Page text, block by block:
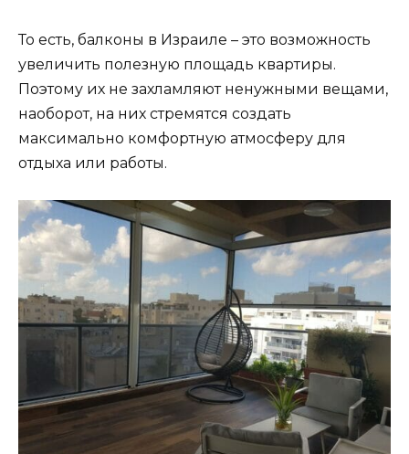
То есть, балконы в Израиле – это возможность
увеличить полезную площадь квартиры.
Поэтому их не захламляют ненужными вещами,
наоборот, на них стремятся создать
максимально комфортную атмосферу для
отдыха или работы.